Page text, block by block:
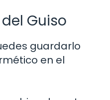
Guiso
guardarlo
en el